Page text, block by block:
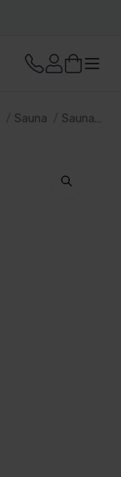
Sauna Sauna kachel